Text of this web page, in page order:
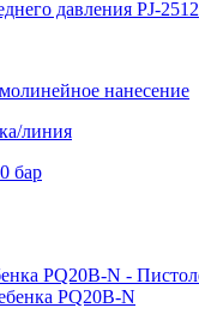
давления PJ-2512
нанесение
линия
бар
PQ20B-N